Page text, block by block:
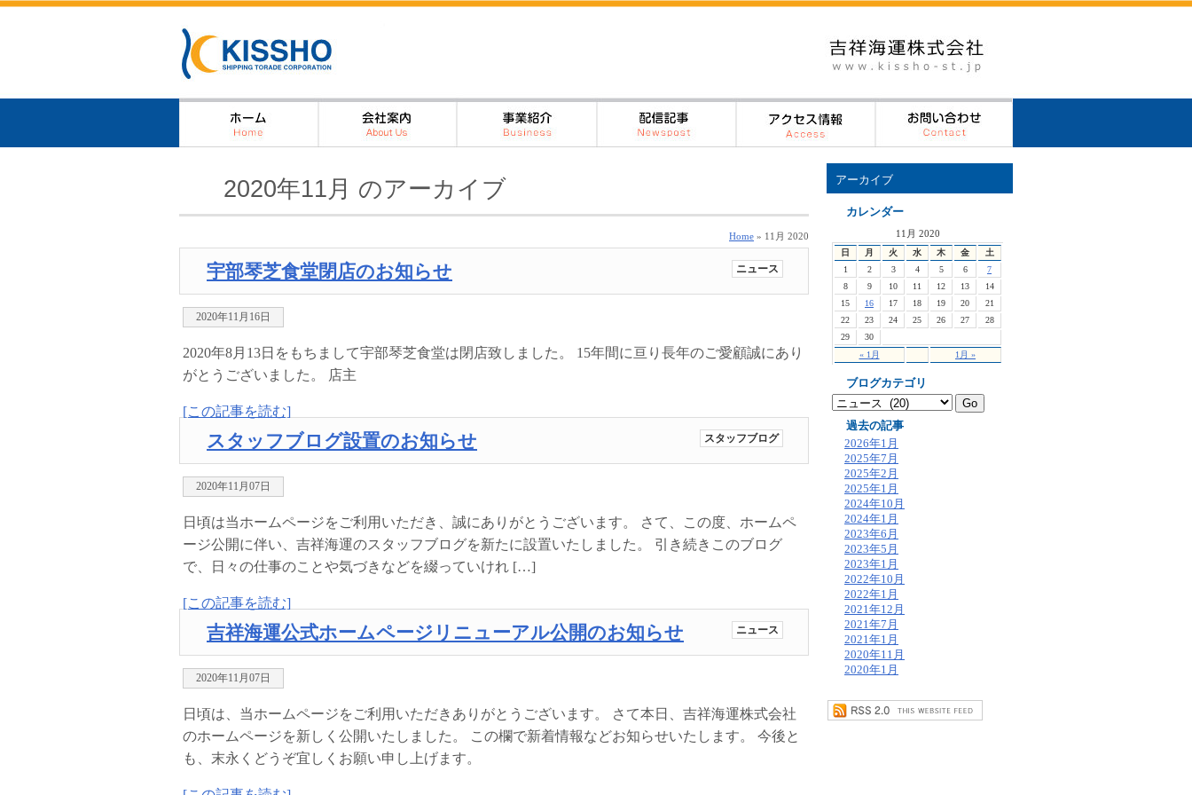
アーカイブ
カレンダー
11月 2020
日 月 火 水 木 金 土
« 1月 1月 »
1 2 3 4 5 6
7
8
9 10 11 12 13
14
15
16 17 18 19 20
21
22
23 24 25 26 27
28
29
30
ブログカテゴリ
過去の記事
2026年1月
2025年7月
2025年2月
2025年1月
2024年10月
2024年1月
2023年6月
2023年5月
2023年1月
2022年10月
2022年1月
2021年12月
2021年7月
2021年1月
2020年11月
2020年1月
2020年11月 のアーカイブ
Home » 11月 2020
宇部琴芝食堂閉店のお知らせ ニュース
2020年11月16日
2020年8月13日をもちまして宇部琴芝食堂は閉店致しました。 15年間に亘り長年のご愛顧誠にあり
がとうございました。 店主
[この記事を読む]
スタッフブログ設置のお知らせ スタッフブログ
2020年11月07日
日頃は当ホームページをご利用いただき、誠にありがとうございます。 さて、この度、ホームペ
ージ公開に伴い、吉祥海運のスタッフブログを新たに設置いたしました。 引き続きこのブログ
で、日々の仕事のことや気づきなどを綴っていけれ […]
[この記事を読む]
吉祥海運公式ホームページリニューアル公開のお知らせ ニュース
2020年11月07日
日頃は、当ホームページをご利用いただきありがとうございます。 さて本日、吉祥海運株式会社
のホームページを新しく公開いたしました。 この欄で新着情報などお知らせいたします。 今後と
も、末永くどうぞ宜しくお願い申し上げます。